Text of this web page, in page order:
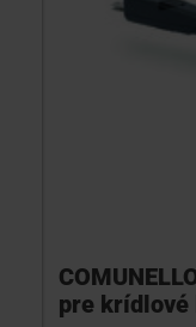
pre krídlové